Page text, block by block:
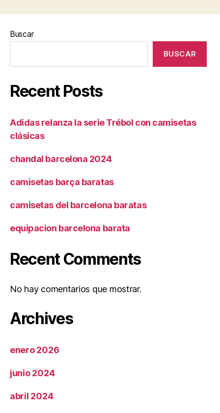
Buscar
BUSCAR
Recent Posts
Adidas relanza la serie Trébol con camisetas
clásicas
chandal barcelona 2024
camisetas barça baratas
camisetas del barcelona baratas
equipacion barcelona barata
Recent Comments
No hay comentarios que mostrar.
Archives
enero 2026
junio 2024
abril 2024